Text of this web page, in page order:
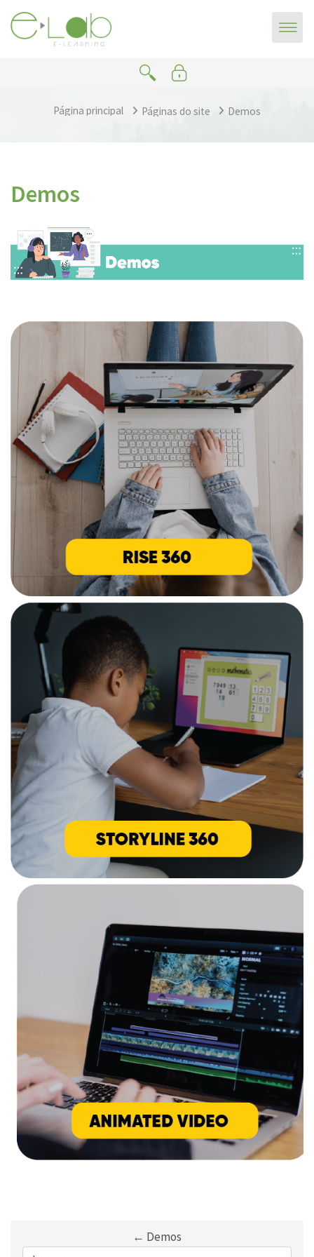
Ir para o conteúdo principal
Página principal Páginas do site Demos
Demos
← Demos